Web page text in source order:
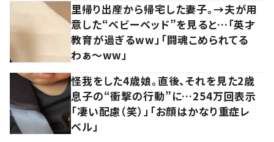
里帰り出産から帰宅した妻子。→夫が用
意した“ベビーベッド”を見ると…「英才
教育が過ぎるww」「闘魂こめられてる
わぁ～ww」
怪我をした4歳娘。直後、それを見た2歳
息子の“衝撃の行動”に…254万回表示
「凄い配慮（笑）」「お顔はかなり重症レ
ベル」